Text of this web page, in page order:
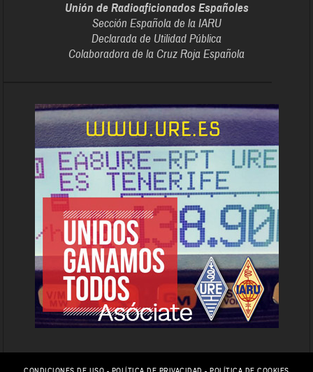
Unión de Radioaficionados Españoles
Sección Española de la IARU
Declarada de Utilidad Pública
Colaboradora de la Cruz Roja Española